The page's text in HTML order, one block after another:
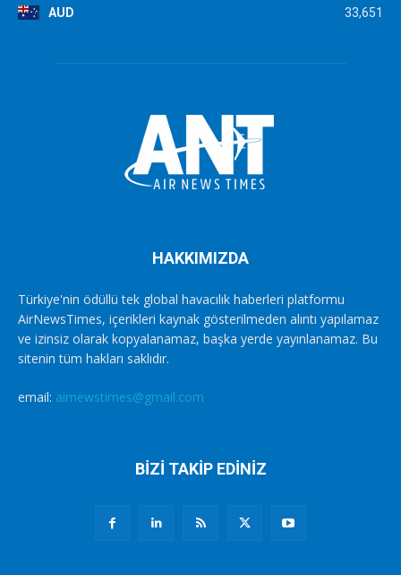
AUD 33,651
HAKKIMIZDA
Türkiye'nin ödüllü tek global havacılık haberleri platformu
AirNewsTimes, içerikleri kaynak gösterilmeden alıntı yapılamaz
ve izinsiz olarak kopyalanamaz, başka yerde yayınlanamaz. Bu
sitenin tüm hakları saklıdır.
email: airnewstimes@gmail.com
BİZİ TAKİP EDİNİZ